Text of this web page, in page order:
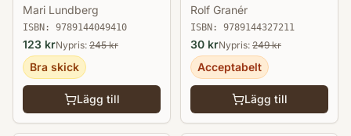
Mari Lundberg
ISBN: 9789144049410
123 krNypris: 245kr
Bra skick
Lägg till
Rolf Granér
ISBN: 9789144327211
30 krNypris: 249kr
Acceptabelt
Lägg till